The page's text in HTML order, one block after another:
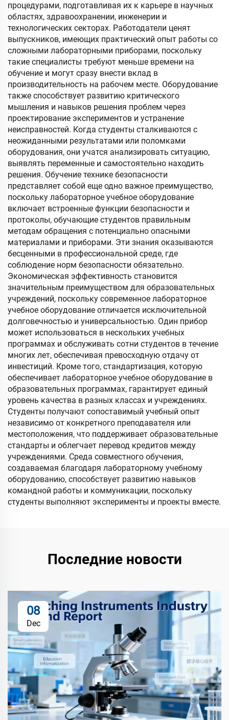
процедурами, подготавливая их к карьере в научных
областях, здравоохранении, инженерии и
технологических секторах. Работодатели ценят
выпускников, имеющих практический опыт работы со
сложными лабораторными приборами, поскольку
такие специалисты требуют меньше времени на
обучение и могут сразу внести вклад в
производительность на рабочем месте. Оборудование
также способствует развитию критического
мышления и навыков решения проблем через
проектирование экспериментов и устранение
неисправностей. Когда студенты сталкиваются с
неожиданными результатами или поломками
оборудования, они учатся анализировать ситуацию,
выявлять переменные и самостоятельно находить
решения. Обучение технике безопасности
представляет собой еще одно важное преимущество,
поскольку лабораторное учебное оборудование
включает встроенные функции безопасности и
протоколы, обучающие студентов правильным
методам обращения с потенциально опасными
материалами и приборами. Эти знания оказываются
бесценными в профессиональной среде, где
соблюдение норм безопасности обязательно.
Экономическая эффективность становится
значительным преимуществом для образовательных
учреждений, поскольку современное лабораторное
учебное оборудование отличается исключительной
долговечностью и универсальностью. Один прибор
может использоваться в нескольких учебных
программах и обслуживать сотни студентов в течение
многих лет, обеспечивая превосходную отдачу от
инвестиций. Кроме того, стандартизация, которую
обеспечивает лабораторное учебное оборудование в
образовательных программах, гарантирует единый
уровень качества в разных классах и учреждениях.
Студенты получают сопоставимый учебный опыт
независимо от конкретного преподавателя или
местоположения, что поддерживает образовательные
стандарты и облегчает перевод кредитов между
учреждениями. Среда совместного обучения,
создаваемая благодаря лабораторному учебному
оборудованию, способствует развитию навыков
командной работы и коммуникации, поскольку
студенты выполняют эксперименты и проекты вместе.
Последние новости
08
Dec